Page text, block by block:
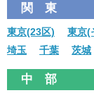
関 東
東京(23区) 東京(
埼玉
千葉 茨城
中 部